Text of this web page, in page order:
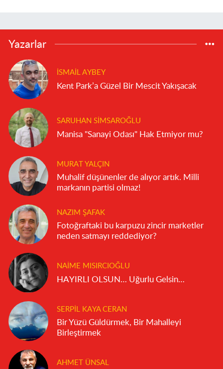
Yazarlar
İSMAIL AYBEY
Kent Park’a Güzel Bir Mescit Yakışacak
SARUHAN SIMSAROĞLU
Manisa "Sanayi Odası" Hak Etmiyor mu?
MURAT YALÇIN
Muhalif düşünenler de alıyor artık. Milli
markanın partisi olmaz!
NAZIM ŞAFAK
Fotoğraftaki bu karpuzu zincir marketler
neden satmayı reddediyor?
NAIME MISIRCIOĞLU
HAYIRLI OLSUN… Uğurlu Gelsin…
SERPIL KAYA CERAN
Bir Yüzü Güldürmek, Bir Mahalleyi
Birleştirmek
AHMET ÜNSAL